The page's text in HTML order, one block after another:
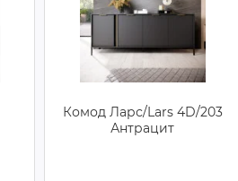
Комод Ларс/Lars 4D/203
Антрацит